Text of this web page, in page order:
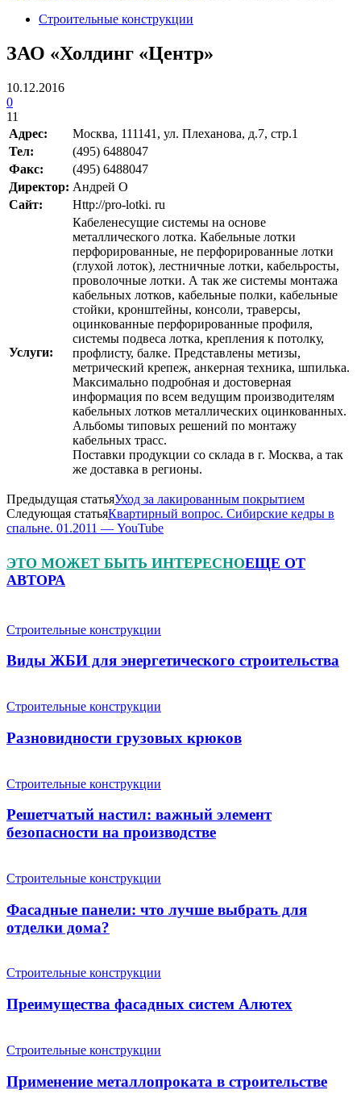
Строительные конструкции
ЗАО «Холдинг «Центр»
10.12.2016
0
11
Адрес:
Москва, 111141, ул. Плеханова, д.7, стр.1
Teл:
(495) 6488047
Факс:
(495) 6488047
Директор: Андрей О
Сайт:
Http://pro-lotki. ru
Услуги:
Кабеленесущие системы на основе
металлического лотка. Кабельные лотки
перфорированные, не перфорированные лотки
(глухой лоток), лестничные лотки, кабельросты,
проволочные лотки. А так же системы монтажа
кабельных лотков, кабельные полки, кабельные
стойки, кронштейны, консоли, траверсы,
оцинкованные перфорированные профиля,
системы подвеса лотка, крепления к потолку,
профлисту, балке. Представлены метизы,
метрический крепеж, анкерная техника, шпилька.
Максимально подробная и достоверная
информация по всем ведущим производителям
кабельных лотков металлических оцинкованных.
Альбомы типовых решений по монтажу
кабельных трасс.
Поставки продукции со склада в г. Москва, а так
же доставка в регионы.
Предыдущая статьяУход за лакированным покрытием
Следующая статьяКвартирный вопрос. Сибирские кедры в
спальне. 01.2011 — YouTube
ЭТО МОЖЕТ БЫТЬ ИНТЕРЕСНОЕЩЕ ОТ
АВТОРА
Строительные конструкции
Виды ЖБИ для энергетического строительства
Строительные конструкции
Разновидности грузовых крюков
Строительные конструкции
Решетчатый настил: важный элемент
безопасности на производстве
Строительные конструкции
Фасадные панели: что лучше выбрать для
отделки дома?
Строительные конструкции
Преимущества фасадных систем Алютех
Строительные конструкции
Применение металлопроката в строительстве